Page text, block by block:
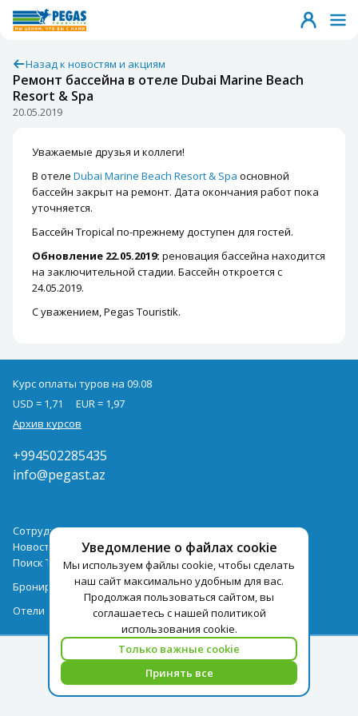
Назад к новостям и акциям
Ремонт бассейна в отеле Dubai Marine Beach
Resort & Spa
20.05.2019
Уважаемые друзья и коллеги!
В отеле Dubai Marine Beach Resort & Spa основной
бассейн закрыт на ремонт. Дата окончания работ пока
уточняется.
Бассейн Tropical по-прежнему доступен для гостей.
Обновление 22.05.2019: реновация бассейна находится
на заключительной стадии. Бассейн откроется с
24.05.2019.
С уважением, Pegas Touristik.
Уведомление о файлах cookie
Мы используем файлы cookie, чтобы сделать
наш сайт максимально удобным для вас.
Продолжая пользоваться сайтом, вы
соглашаетесь с нашей политикой
использования cookie.
Только важные cookie
Принять все
Курс оплаты туров на 09.08
USD = 1,71
EUR = 1,97
Архив курсов
+994502285435
info@pegast.az
Сотрудничество
Новости
Поиск Тура
Бронирование Отелей
Отели